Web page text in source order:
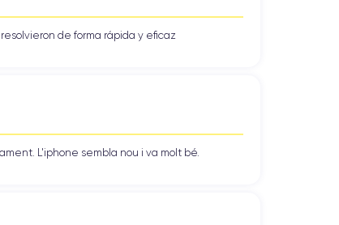
de forma rápida y eficaz
L'iphone sembla nou i va molt bé.